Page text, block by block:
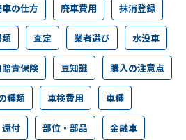
の仕方 廃車費用 抹消登録
査定 業者選び 水没車
賠責保険 豆知識 購入の注意点
種類 車検費用 車種
還付 部位・部品 金融車